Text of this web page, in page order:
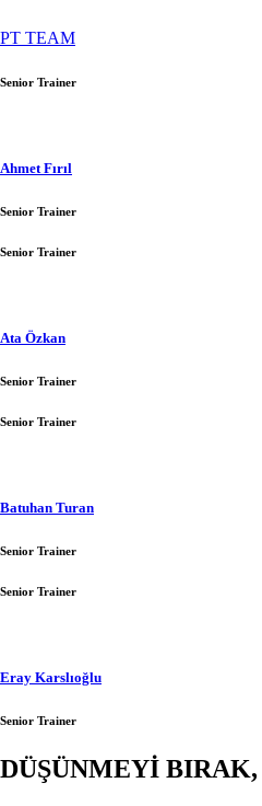
PT TEAM
Senior Trainer
Ahmet Fırıl
Senior Trainer
Senior Trainer
Ata Özkan
Senior Trainer
Senior Trainer
Batuhan Turan
Senior Trainer
Senior Trainer
Eray Karslıoğlu
Senior Trainer
DÜŞÜNMEYİ